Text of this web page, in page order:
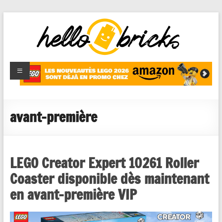
HelloBricks
Blog LEGO,
nouveaut�s
reviews
avant-première
LEGO Creator Expert 10261 Roller
Coaster disponible dès maintenant
en avant-première VIP